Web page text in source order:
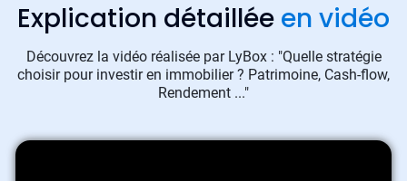
Explication détaillée en vidéo
Découvrez la vidéo réalisée par LyBox : "Quelle stratégie
choisir pour investir en immobilier ? Patrimoine, Cash-flow,
Rendement ..."